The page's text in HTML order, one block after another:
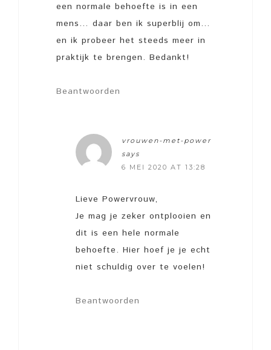
een normale behoefte is in een
mens… daar ben ik superblij om…
en ik probeer het steeds meer in
praktijk te brengen. Bedankt!
Beantwoorden
vrouwen-met-power
says
6 MEI 2020 AT 13:28
Lieve Powervrouw,
Je mag je zeker ontplooien en
dit is een hele normale
behoefte. Hier hoef je je echt
niet schuldig over te voelen!
Beantwoorden